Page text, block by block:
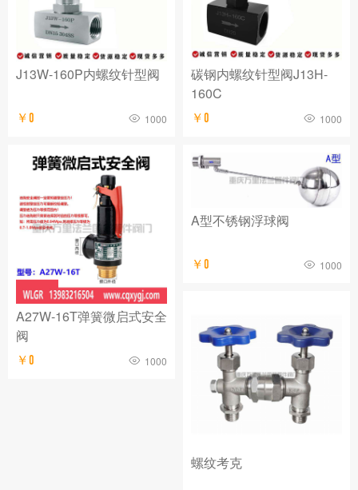
J13W-160P内螺纹针型阀
￥0 1000
碳钢内螺纹针型阀J13H-
160C
￥0 1000
A27W-16T弹簧微启式安全
阀
￥0 1000
A型不锈钢浮球阀
￥0 1000
螺纹考克